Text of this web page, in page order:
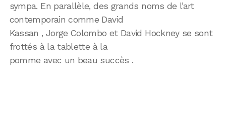
sympa. En parallèle, des grands noms de l’art
contemporain comme David
Kassan , Jorge Colombo et David Hockney se sont
frottés à la tablette à la
pomme avec un beau succès .